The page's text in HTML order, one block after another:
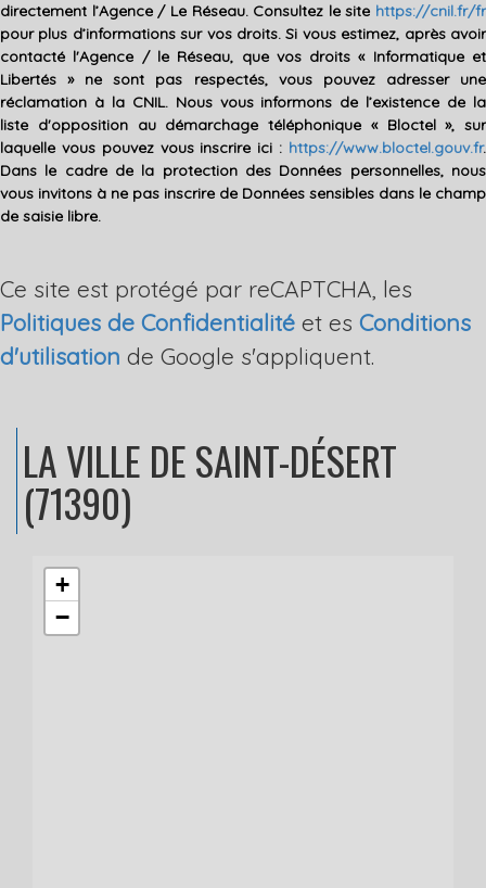
directement l’Agence / Le Réseau. Consultez le site https://cnil.fr/fr
pour plus d’informations sur vos droits. Si vous estimez, après avoir
contacté l'Agence / le Réseau, que vos droits « Informatique et
Libertés » ne sont pas respectés, vous pouvez adresser une
réclamation à la CNIL. Nous vous informons de l’existence de la
liste d'opposition au démarchage téléphonique « Bloctel », sur
laquelle vous pouvez vous inscrire ici : https://www.bloctel.gouv.fr.
Dans le cadre de la protection des Données personnelles, nous
vous invitons à ne pas inscrire de Données sensibles dans le champ
de saisie libre.
Ce site est protégé par reCAPTCHA, les
Politiques de Confidentialité et es Conditions
d'utilisation de Google s'appliquent.
LA VILLE DE SAINT-DÉSERT
(71390)
+
−